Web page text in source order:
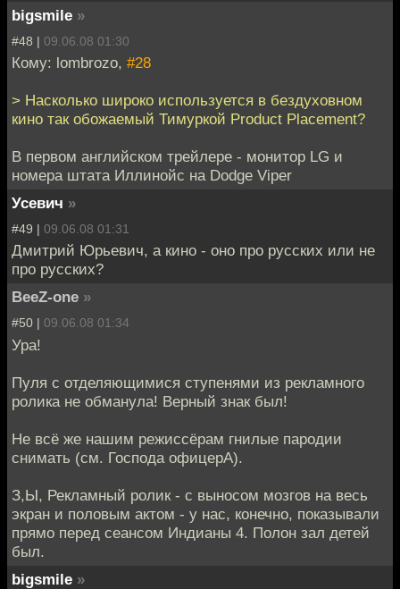
bigsmile »
#48 | 09.06.08 01:30
Кому: lombrozo, #28
> Насколько широко используется в бездуховном
кино так обожаемый Тимуркой Product Placement?
В первом английском трейлере - монитор LG и
номера штата Иллинойс на Dodge Viper
Усевич »
#49 | 09.06.08 01:31
Дмитрий Юрьевич, а кино - оно про русских или не
про русских?
BeeZ-one »
#50 | 09.06.08 01:34
Ура!
Пуля с отделяющимися ступенями из рекламного
ролика не обманула! Верный знак был!
Не всё же нашим режиссёрам гнилые пародии
снимать (см. Господа офицерА).
З,Ы, Рекламный ролик - с выносом мозгов на весь
экран и половым актом - у нас, конечно, показывали
прямо перед сеансом Индианы 4. Полон зал детей
был.
bigsmile »